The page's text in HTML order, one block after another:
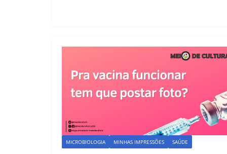
o n
MICROBIOLOGIA MINHAS IMPRESSÕES SAÚDE